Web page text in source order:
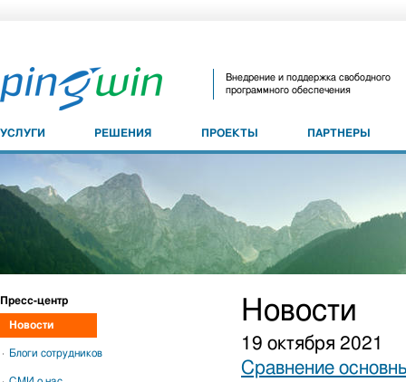
Внедрение и поддержка свободного
программного обеспечения
УСЛУГИ РЕШЕНИЯ ПРОЕКТЫ ПАРТНЕРЫ
Новости
19 октября 2021
Сравнение
Пресс-центр
Новости
Блоги сотрудников